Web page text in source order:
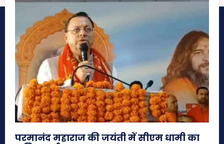
परमानंद महाराज की जयंती में सीएम धामी का